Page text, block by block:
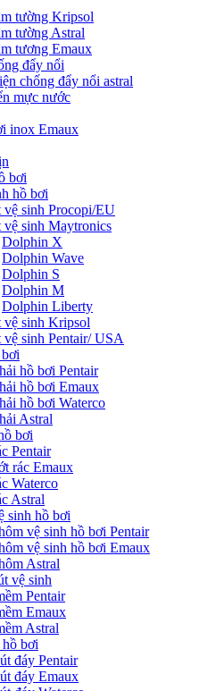
tường Kripsol
tường Astral
tương Emaux
đẩy nổi
chống đẩy nổi astral
mực nước
inox Emaux
bơi
hồ bơi
vệ sinh Procopi/EU
vệ sinh Maytronics
Dolphin X
Dolphin Wave
Dolphin S
Dolphin M
Dolphin Liberty
vệ sinh Kripsol
vệ sinh Pentair/ USA
hồ bơi Pentair
hồ bơi Emaux
hồ bơi Waterco
Astral
bơi
Pentair
rác Emaux
Waterco
Astral
sinh hồ bơi
vệ sinh hồ bơi Pentair
vệ sinh hồ bơi Emaux
Astral
vệ sinh
Pentair
Emaux
Astral
bơi
đáy Pentair
đáy Emaux